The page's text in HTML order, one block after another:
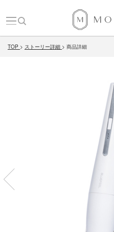
TOP ストーリー詳細 商品詳細